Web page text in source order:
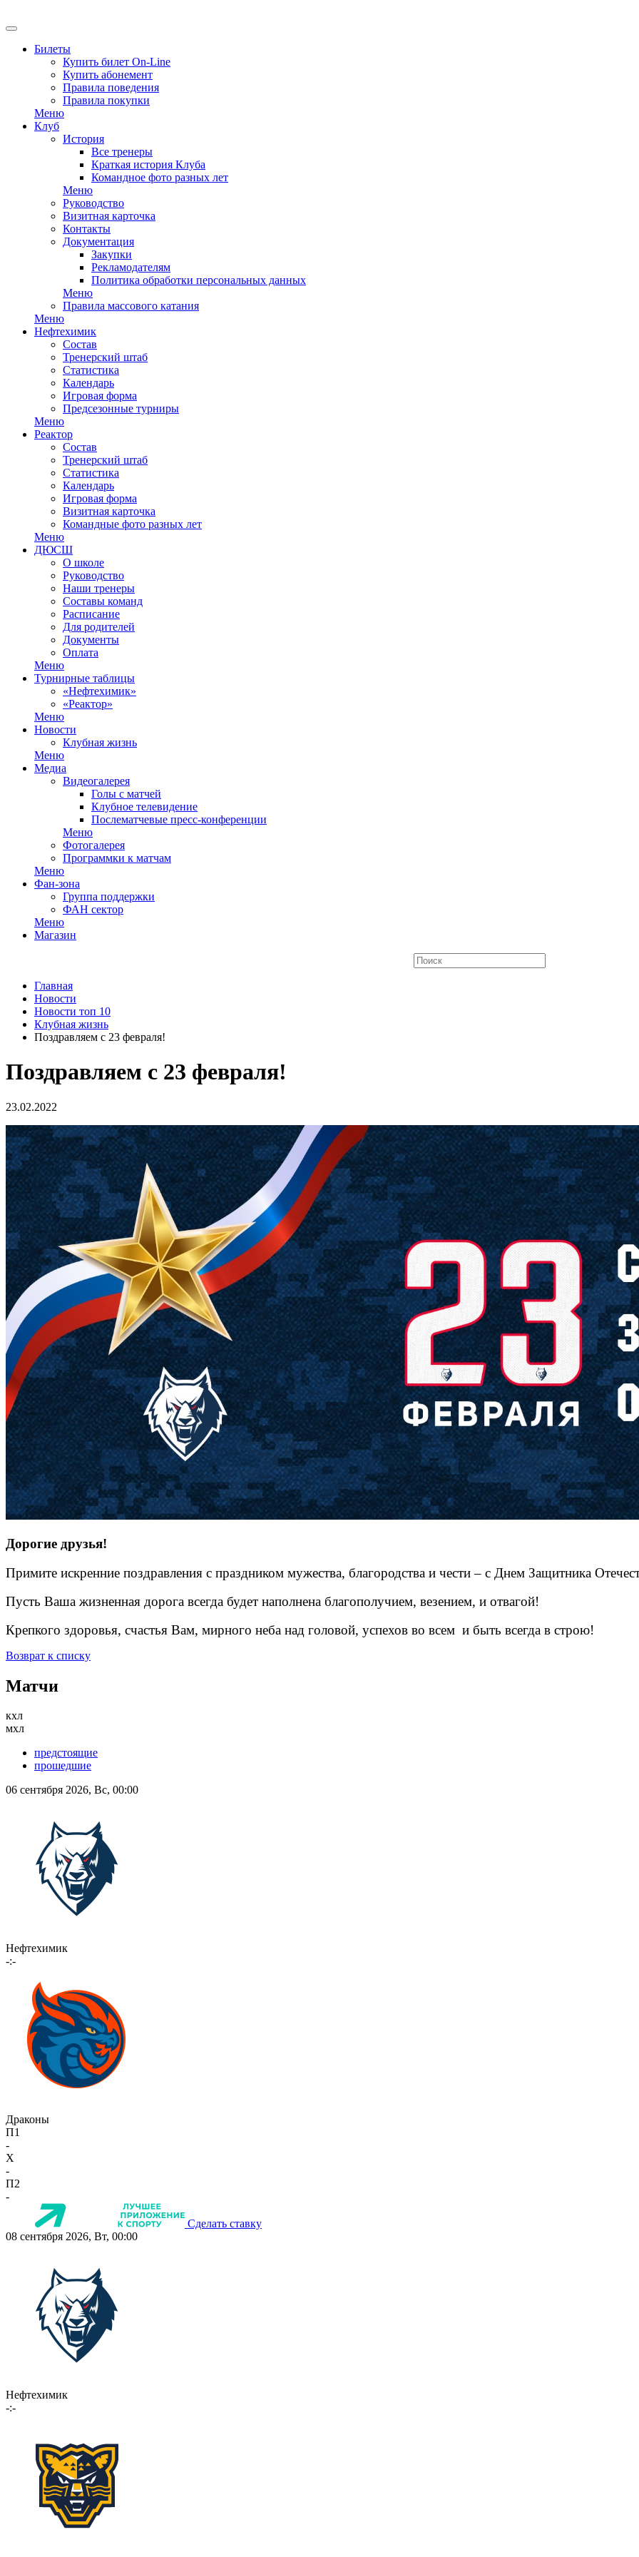
Билеты
Купить билет On-Line
Купить абонемент
Правила поведения
Правила покупки
Меню
Клуб
История
Все тренеры
Краткая история Клуба
Командное фото разных лет
Меню
Руководство
Визитная карточка
Контакты
Документация
Закупки
Рекламодателям
Политика обработки персональных данных
Меню
Правила массового катания
Меню
Нефтехимик
Состав
Тренерский штаб
Статистика
Календарь
Игровая форма
Предсезонные турниры
Меню
Реактор
Состав
Тренерский штаб
Статистика
Календарь
Игровая форма
Визитная карточка
Командные фото разных лет
Меню
ДЮСШ
О школе
Руководство
Наши тренеры
Составы команд
Расписание
Для родителей
Документы
Оплата
Меню
Турнирные таблицы
«Нефтехимик»
«Реактор»
Меню
Новости
Клубная жизнь
Меню
Медиа
Видеогалерея
Голы с матчей
Клубное телевидение
Послематчевые пресс-конференции
Меню
Фотогалерея
Программки к матчам
Меню
Фан-зона
Группа поддержки
ФАН сектор
Меню
Магазин
Главная
Новости
Новости топ 10
Клубная жизнь
Поздравляем с 23 февраля!
Поздравляем с 23 февраля!
23.02.2022
Дорогие друзья!
Примите искренние поздравления с праздником мужества, благородства и чести – с Днем Защитника
Пусть Ваша жизненная дорога всегда будет наполнена благополучием, везением, и отвагой!
Крепкого здоровья, счастья Вам, мирного неба над головой, успехов во всем и быть всегда в строю!
Возврат к списку
Матчи
кхл
мхл
предстоящие
прошедшие
06 сентября 2026, Вс, 00:00
Нефтехимик
-:-
Драконы
П1
-
X
-
П2
-
Сделать ставку
08 сентября 2026, Вт, 00:00
Нефтехимик
-:-